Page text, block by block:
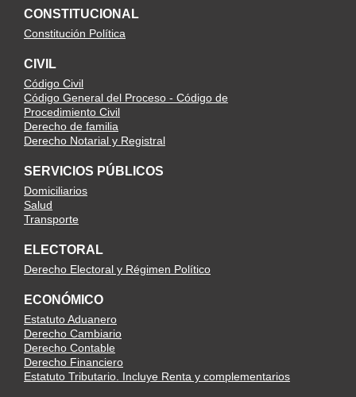
CONSTITUCIONAL
Constitución Política
CIVIL
Código Civil
Código General del Proceso - Código de
Procedimiento Civil
Derecho de familia
Derecho Notarial y Registral
SERVICIOS PÚBLICOS
Domiciliarios
Salud
Transporte
ELECTORAL
Derecho Electoral y Régimen Político
ECONÓMICO
Estatuto Aduanero
Derecho Cambiario
Derecho Contable
Derecho Financiero
Estatuto Tributario. Incluye Renta y complementarios